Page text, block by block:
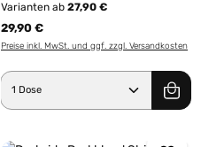
Varianten ab 27,90 €
29,90 €
Preise inkl. MwSt. und ggf. zzgl. Versandkosten
Produkt Anzahl: